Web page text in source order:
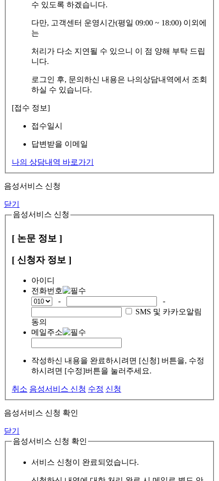
수 있도록 하겠습니다.
다만, 고객센터 운영시간(평일 09:00 ~ 18:00) 이외에
는
처리가 다소 지연될 수 있으니 이 점 양해 부탁 드립
니다.
로그인 후, 문의하신 내용은 나의상담내역에서 조회
하실 수 있습니다.
[접수 정보]
접수일시
답변받을 이메일
나의 상담내역 바로가기
음성서비스 신청
닫기
음성서비스 신청
[ 논문 정보 ]
[ 신청자 정보 ]
아이디
전화번호
-
-
SMS 및 카카오알림
동의
메일주소
작성하신 내용을 완료하시려면 [신청] 버튼을, 수정
하시려면 [수정]버튼을 눌러주세요.
취소 음성서비스 신청 수정 신청
음성서비스 신청 확인
닫기
음성서비스 신청 확인
서비스 신청이 완료되었습니다.